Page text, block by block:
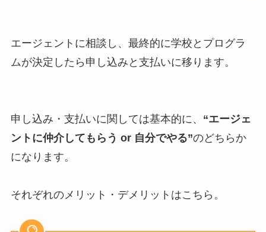
エージェントに相談し、最終的に学校とプログラ
ムが決定したら申し込みと支払いに移ります。
申し込み・支払いに関しては基本的に、 “エージェ
ントに仲介してもらう or 自分でやる”のどちらか
になります。
それぞれのメリット・デメリットはこちら。